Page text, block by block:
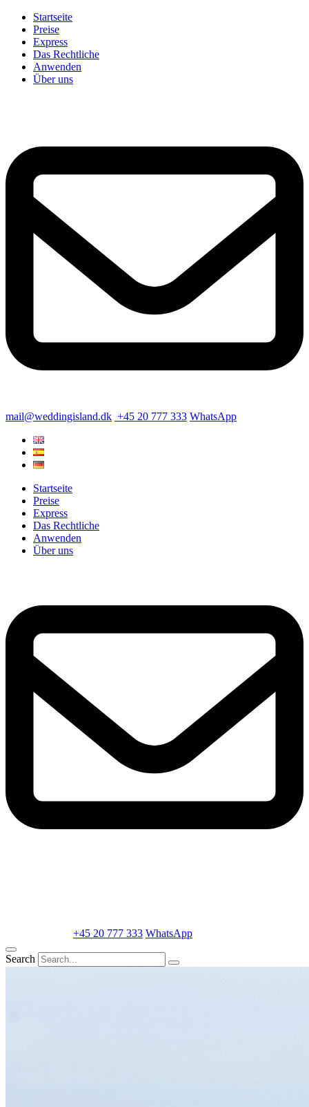
Startseite
Preise
Express
Das Rechtliche
Anwenden
Über uns
mail@weddingisland.dk +45 20 777 333 WhatsApp
Startseite
Preise
Express
Das Rechtliche
Anwenden
Über uns
+45 20 777 333 WhatsApp
Search